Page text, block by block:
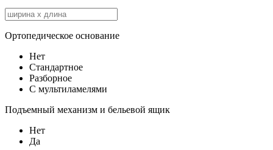
Ортопедическое основание
Нет
Стандартное
Разборное
С мультиламелями
Подъемный механизм и бельевой ящик
Нет
Да